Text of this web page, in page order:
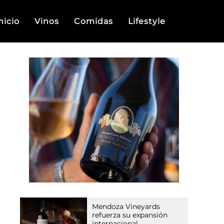
Vinos Comidas Lifestyle
Mendoza Vineyards
refuerza su expansión